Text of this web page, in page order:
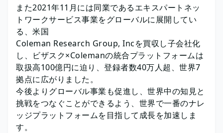
また2021年11月には同業であるエキスパートネッ
トワークサービス事業をグローバルに展開してい
る、米国
Coleman Research Group, Incを買収し子会社化
し、ビザスク×Colemanの統合プラットフォームは
取扱高100億円に迫り、登録者数40万人超、世界7
拠点に広がりました。
今後よりグローバル事業も促進し、世界中の知見と
挑戦をつなぐことができるよう、世界で一番のナレ
ッジプラットフォームを目指して成長を加速しま
す。